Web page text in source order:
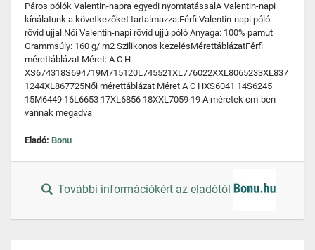
Páros pólók Valentin-napra egyedi nyomtatássalA Valentin-napi
kínálatunk a következőket tartalmazza:Férfi Valentin-napi póló
rövid ujjal.Női Valentin-napi rövid ujjú póló Anyaga: 100% pamut
Grammsúly: 160 g/ m2 Szilikonos kezelésMérettáblázatFérfi
mérettáblázat Méret: A C H
XS674318S694719M715120L745521XL776022XXL8065233XL837
1244XL867725Női mérettáblázat Méret A C HXS6041 14S6245
15M6449 16L6653 17XL6856 18XXL7059 19 A méretek cm-ben
vannak megadva
Eladó: Bonu
További információkért az eladótól